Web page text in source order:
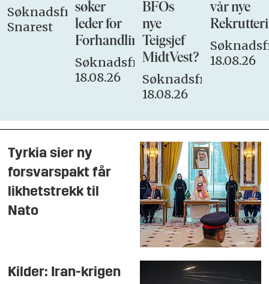
Søknadsfrist:
Snarest
søker
leder for
Forhandlingsutvalget
Søknadsfrist:
18.08.26
BFOs
nye
Teigsjef
MidtVest?
Søknadsfrist:
18.08.26
vår nye
18.08.26
Tyrkia sier ny
forsvarspakt får
likhetstrekk til
Nato
Kilder: Iran-krigen